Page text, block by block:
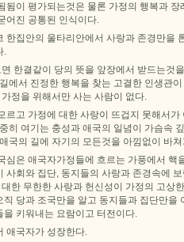
됨이 평가되는것은 물론 가정의 행복과
어진 공통된 인식이다.
한집안의 울타리안에서 사랑과 존경만을
.
한결같이 당의 뜻을 앞장에서 받드는것
에서 진정한 행복을 찾는 고결한 인생관
정을 위해서만 사는 사람이 없다.
르고 가정에 대한 사랑이 뜨겁지 못해서
히 여기는 충성과 애국의 일념이 가슴속
국의 길에 자기의 모든것을 아낌없이 바
심은 애국자가정들에 흐르는 가풍에서 핵
사회와 집단, 동지들의 사랑과 존경속에
한 무한한 사랑과 헌신성이 가정의 고상
당과 조국만을 알고 동지들과 집단만을
을 키워내는 요람이고 터전이다.
애국자가 성장한다.